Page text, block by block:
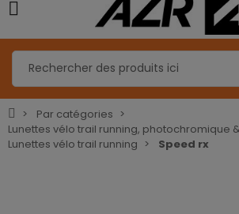
Par catégories
Lunettes vélo trail running, photochromique
Lunettes vélo trail running
Speed rx